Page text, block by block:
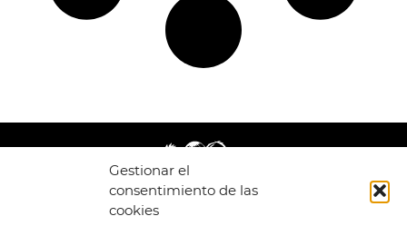
Gestionar el
consentimiento de las
cookies